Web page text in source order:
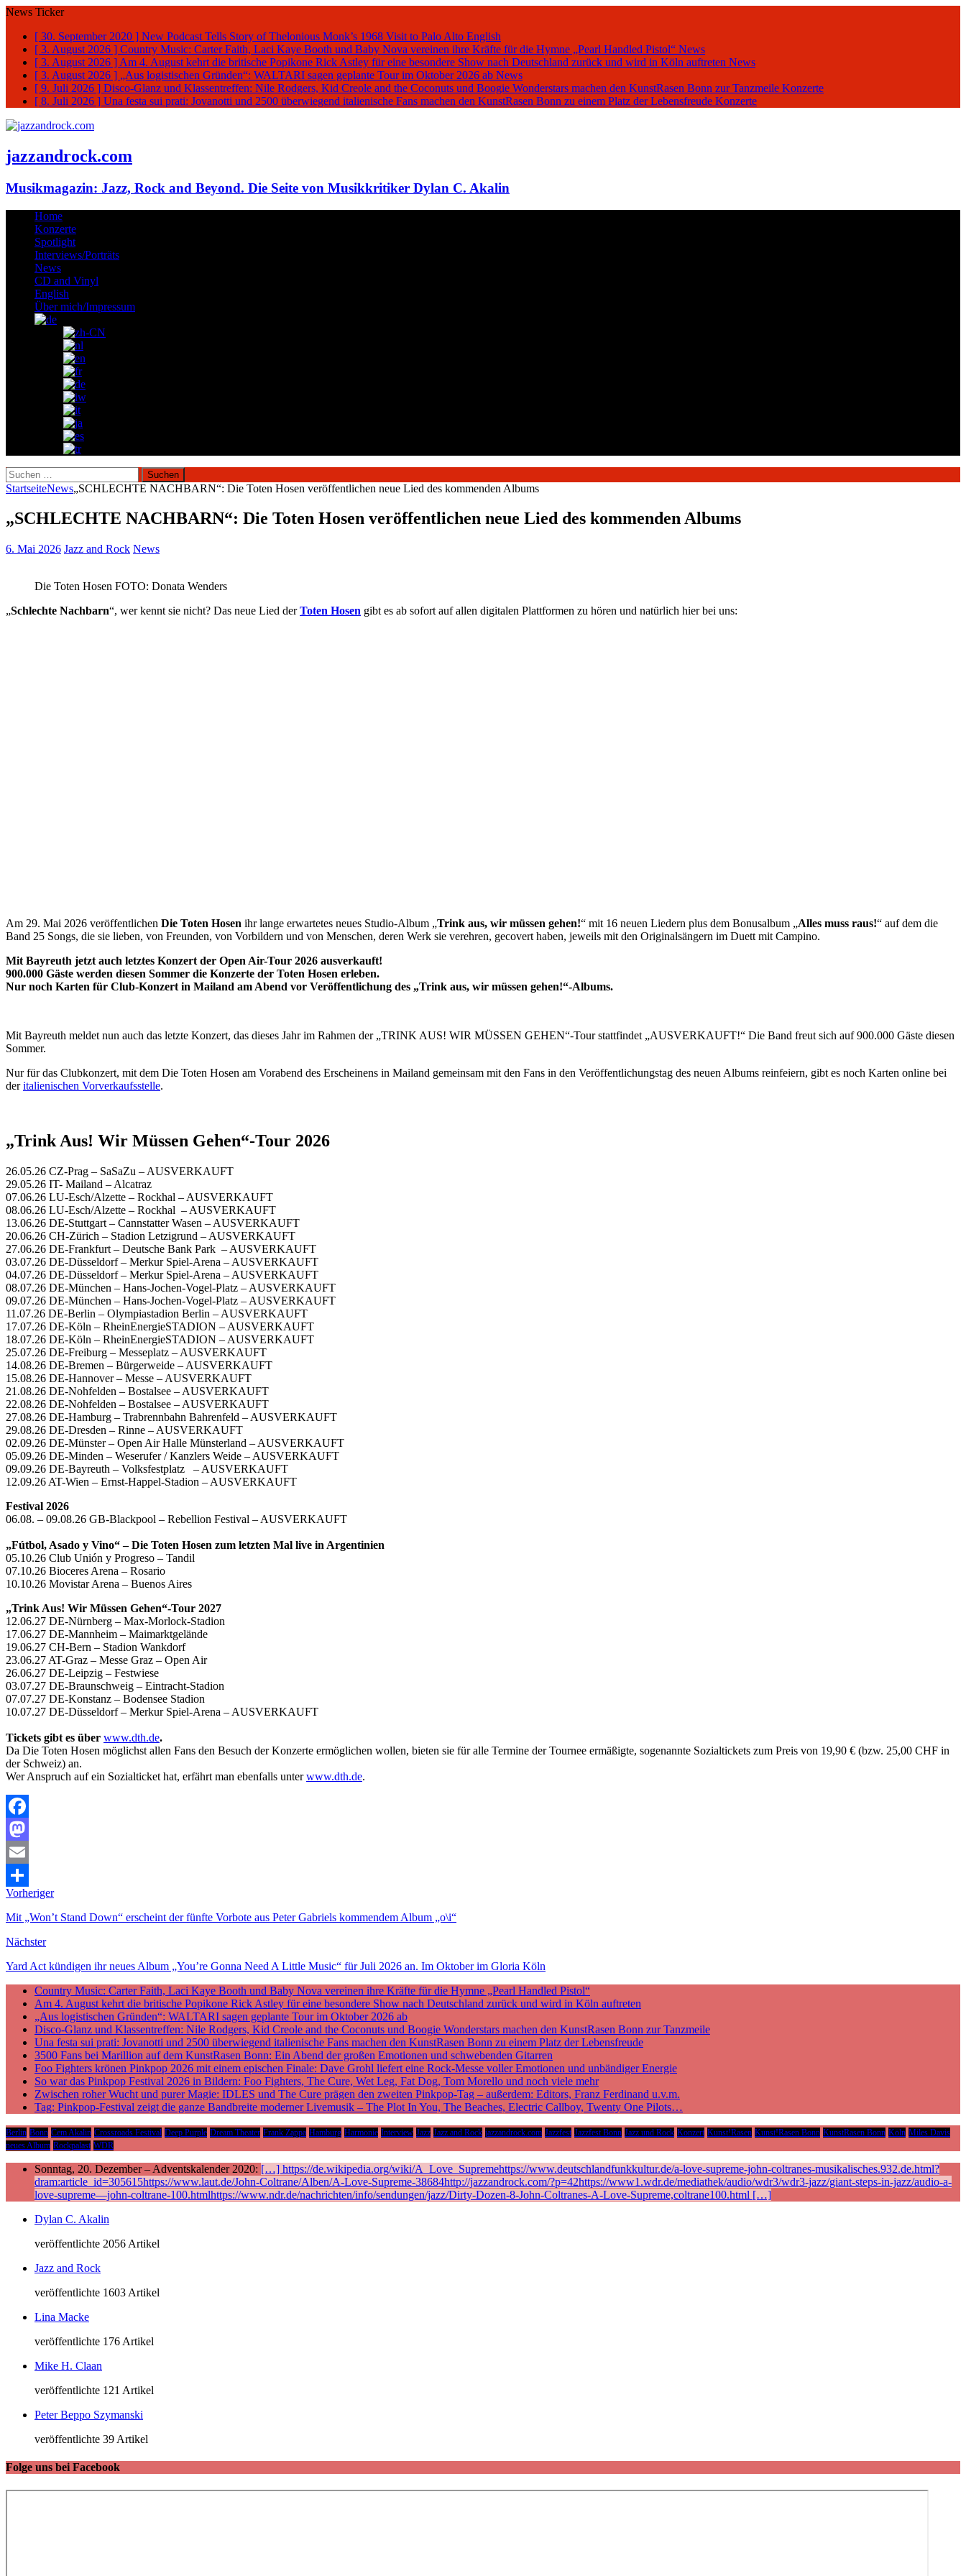
News Ticker
[ 30. September 2020 ] New Podcast Tells Story of Thelonious Monk’s 1968 Visit to Palo Alto English
[ 3. August 2026 ] Country Music: Carter Faith, Laci Kaye Booth und Baby Nova vereinen ihre Kräfte für die Hymne „Pearl Handled Pistol“ News
[ 3. August 2026 ] Am 4. August kehrt die britische Popikone Rick Astley für eine besondere Show nach Deutschland zurück und wird in Köln auftreten News
[ 3. August 2026 ] „Aus logistischen Gründen“: WALTARI sagen geplante Tour im Oktober 2026 ab News
[ 9. Juli 2026 ] Disco-Glanz und Klassentreffen: Nile Rodgers, Kid Creole and the Coconuts und Boogie Wonderstars machen den KunstRasen Bonn zur Tanzmeile Konzerte
[ 8. Juli 2026 ] Una festa sui prati: Jovanotti und 2500 überwiegend italienische Fans machen den KunstRasen Bonn zu einem Platz der Lebensfreude Konzerte
jazzandrock.com
Musikmagazin: Jazz, Rock and Beyond. Die Seite von Musikkritiker Dylan C. Akalin
Home
Konzerte
Spotlight
Interviews/Porträts
News
CD and Vinyl
English
Über mich/Impressum
Suchen
nach:
StartseiteNews„SCHLECHTE NACHBARN“: Die Toten Hosen veröffentlichen neue Lied des kommenden Albums
„SCHLECHTE NACHBARN“: Die Toten Hosen veröffentlichen neue Lied des kommenden Albums
6. Mai 2026 Jazz and Rock News
Die Toten Hosen FOTO: Donata Wenders
„Schlechte Nachbarn“, wer kennt sie nicht? Das neue Lied derToten Hosen gibt es ab sofort auf allen digitalen Plattformen zu hören und natürlich hier bei uns:
Am 29. Mai 2026 veröffentlichen Die Toten Hosen ihr lange erwartetes neues Studio-Album „Trink aus, wir müssen gehen!“ mit 16 neuen Liedern plus dem Bonusalbum „Alles muss raus!“ auf dem die
Band 25 Songs, die sie lieben, von Freunden, von Vorbildern und von Menschen, deren Werk sie verehren, gecovert haben, jeweils mit den Originalsängern im Duett mit Campino.
Mit Bayreuth jetzt auch letztes Konzert der Open Air-Tour 2026 ausverkauft!
900.000 Gäste werden diesen Sommer die Konzerte der Toten Hosen erleben.
Nur noch Karten für Club-Konzert in Mailand am Abend vor Veröffentlichung des „Trink aus, wir müssen gehen!“-Albums.
Mit Bayreuth meldet nun auch das letzte Konzert, das dieses Jahr im Rahmen der „TRINK AUS! WIR MÜSSEN GEHEN“-Tour stattfindet „AUSVERKAUFT!“ Die Band freut sich auf 900.000 Gäste diesen
Sommer.
Nur für das Clubkonzert, mit dem Die Toten Hosen am Vorabend des Erscheinens in Mailand gemeinsam mit den Fans in den Veröffentlichungstag des neuen Albums reinfeiern, gibt es noch Karten online bei
deritalienischen Vorverkaufsstelle.
„Trink Aus! Wir Müssen Gehen“-Tour 2026
26.05.26 CZ-Prag – SaSaZu – AUSVERKAUFT
29.05.26 IT- Mailand – Alcatraz
07.06.26 LU-Esch/Alzette – Rockhal – AUSVERKAUFT
08.06.26 LU-Esch/Alzette – Rockhal – AUSVERKAUFT
13.06.26 DE-Stuttgart – Cannstatter Wasen – AUSVERKAUFT
20.06.26 CH-Zürich – Stadion Letzigrund – AUSVERKAUFT
27.06.26 DE-Frankfurt – Deutsche Bank Park – AUSVERKAUFT
03.07.26 DE-Düsseldorf – Merkur Spiel-Arena – AUSVERKAUFT
04.07.26 DE-Düsseldorf – Merkur Spiel-Arena – AUSVERKAUFT
08.07.26 DE-München – Hans-Jochen-Vogel-Platz – AUSVERKAUFT
09.07.26 DE-München – Hans-Jochen-Vogel-Platz – AUSVERKAUFT
11.07.26 DE-Berlin – Olympiastadion Berlin – AUSVERKAUFT
17.07.26 DE-Köln – RheinEnergieSTADION – AUSVERKAUFT
18.07.26 DE-Köln – RheinEnergieSTADION – AUSVERKAUFT
25.07.26 DE-Freiburg – Messeplatz – AUSVERKAUFT
14.08.26 DE-Bremen – Bürgerweide – AUSVERKAUFT
15.08.26 DE-Hannover – Messe – AUSVERKAUFT
21.08.26 DE-Nohfelden – Bostalsee – AUSVERKAUFT
22.08.26 DE-Nohfelden – Bostalsee – AUSVERKAUFT
27.08.26 DE-Hamburg – Trabrennbahn Bahrenfeld – AUSVERKAUFT
29.08.26 DE-Dresden – Rinne – AUSVERKAUFT
02.09.26 DE-Münster – Open Air Halle Münsterland – AUSVERKAUFT
05.09.26 DE-Minden – Weserufer / Kanzlers Weide – AUSVERKAUFT
09.09.26 DE-Bayreuth – Volksfestplatz – AUSVERKAUFT
12.09.26 AT-Wien – Ernst-Happel-Stadion – AUSVERKAUFT
Festival 2026
06.08. – 09.08.26 GB-Blackpool – Rebellion Festival – AUSVERKAUFT
„Fútbol, Asado y Vino“ – Die Toten Hosen zum letzten Mal live in Argentinien
05.10.26 Club Unión y Progreso – Tandil
07.10.26 Bioceres Arena – Rosario
10.10.26 Movistar Arena – Buenos Aires
„Trink Aus! Wir Müssen Gehen“-Tour 2027
12.06.27 DE-Nürnberg – Max-Morlock-Stadion
17.06.27 DE-Mannheim – Maimarktgelände
19.06.27 CH-Bern – Stadion Wankdorf
23.06.27 AT-Graz – Messe Graz – Open Air
26.06.27 DE-Leipzig – Festwiese
03.07.27 DE-Braunschweig – Eintracht-Stadion
07.07.27 DE-Konstanz – Bodensee Stadion
10.07.27 DE-Düsseldorf – Merkur Spiel-Arena – AUSVERKAUFT
Tickets gibt es über www.dth.de.
Da Die Toten Hosen möglichst allen Fans den Besuch der Konzerte ermöglichen wollen, bieten sie für alle Termine der Tournee ermäßigte, sogenannte Sozialtickets zum Preis von 19,90 € (bzw. 25,00 CHF in
der Schweiz) an.
Wer Anspruch auf ein Sozialticket hat, erfährt man ebenfalls unterwww.dth.de.
Facebook
Mastodon
Email
Teilen
Vorheriger
Mit „Won’t Stand Down“ erscheint der fünfte Vorbote aus Peter Gabriels kommendem Album „o\i“
Nächster
Yard Act kündigen ihr neues Album „You’re Gonna Need A Little Music“ für Juli 2026 an. Im Oktober im Gloria Köln
Country Music: Carter Faith, Laci Kaye Booth und Baby Nova vereinen ihre Kräfte für die Hymne „Pearl Handled Pistol“
Am 4. August kehrt die britische Popikone Rick Astley für eine besondere Show nach Deutschland zurück und wird in Köln auftreten
„Aus logistischen Gründen“: WALTARI sagen geplante Tour im Oktober 2026 ab
Disco-Glanz und Klassentreffen: Nile Rodgers, Kid Creole and the Coconuts und Boogie Wonderstars machen den KunstRasen Bonn zur Tanzmeile
Una festa sui prati: Jovanotti und 2500 überwiegend italienische Fans machen den KunstRasen Bonn zu einem Platz der Lebensfreude
3500 Fans bei Marillion auf dem KunstRasen Bonn: Ein Abend der großen Emotionen und schwebenden Gitarren
Foo Fighters krönen Pinkpop 2026 mit einem epischen Finale: Dave Grohl liefert eine Rock-Messe voller Emotionen und unbändiger Energie
So war das Pinkpop Festival 2026 in Bildern: Foo Fighters, The Cure, Wet Leg, Fat Dog, Tom Morello und noch viele mehr
Zwischen roher Wucht und purer Magie: IDLES und The Cure prägen den zweiten Pinkpop-Tag – außerdem: Editors, Franz Ferdinand u.v.m.
Tag: Pinkpop-Festival zeigt die ganze Bandbreite moderner Livemusik – The Plot In You, The Beaches, Electric Callboy, Twenty One Pilots…
Berlin Bonn Cem Akalin Crossroads Festival Deep Purple Dream Theater Frank Zappa Hamburg Harmonie Interview Jazz Jazz and Rock jazzandrock.com Jazzfest Jazzfest Bonn Jazz und Rock Konzert Kunst!Rasen Kunst!Rasen Bonn KunstRasen Bonn Köln Miles Davis
neues Album Rockpalast WDR
Sonntag, 20. Dezember – Adventskalender 2020: […] https://de.wikipedia.org/wiki/A_Love_Supremehttps://www.deutschlandfunkkultur.de/a-love-supreme-john-coltranes-musikalisches.932.de.html?
dram:article_id=305615https://www.laut.de/John-Coltrane/Alben/A-Love-Supreme-38684http://jazzandrock.com/?p=42https://www1.wdr.de/mediathek/audio/wdr3/wdr3-jazz/giant-steps-in-jazz/audio-a-
love-supreme—john-coltrane-100.htmlhttps://www.ndr.de/nachrichten/info/sendungen/jazz/Dirty-Dozen-8-John-Coltranes-A-Love-Supreme,coltrane100.html […]
Dylan C. Akalin
veröffentlichte 2056 Artikel
Jazz and Rock
veröffentlichte 1603 Artikel
Lina Macke
veröffentlichte 176 Artikel
Mike H. Claan
veröffentlichte 121 Artikel
Peter Beppo Szymanski
veröffentlichte 39 Artikel
Folge uns bei Facebook